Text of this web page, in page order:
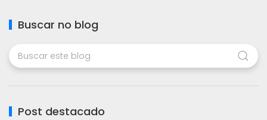
Buscar no blog
Post destacado